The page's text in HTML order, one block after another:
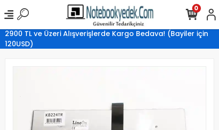
2900 TL ve Üzeri Alışverişlerde Kargo Bedava! (Bayiler için
120USD)
0